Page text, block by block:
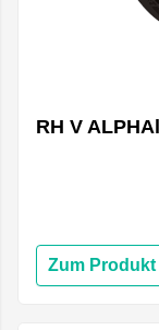
RH V
Zum Produkt